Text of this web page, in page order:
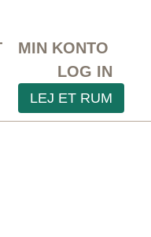
MIN KONTO
LOG IN
LEJ ET RUM